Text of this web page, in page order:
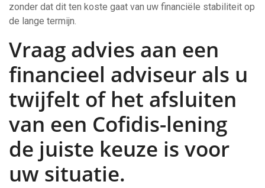
zonder dat dit ten koste gaat van uw financiële stabiliteit op
de lange termijn.
Vraag advies aan een
financieel adviseur als u
twijfelt of het afsluiten
van een Cofidis-lening
de juiste keuze is voor
uw situatie.